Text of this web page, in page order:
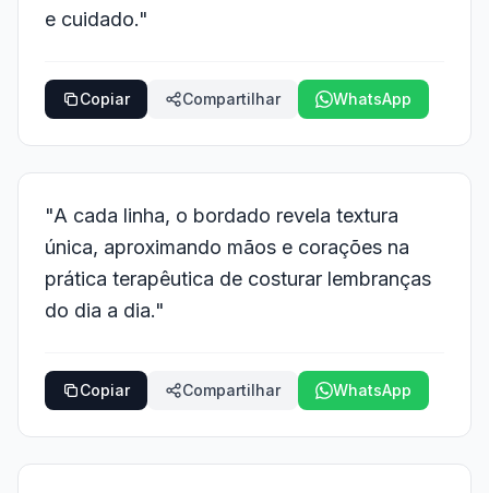
e cuidado."
Copiar Compartilhar WhatsApp
"A cada linha, o bordado revela textura
única, aproximando mãos e corações na
prática terapêutica de costurar lembranças
do dia a dia."
Copiar Compartilhar WhatsApp